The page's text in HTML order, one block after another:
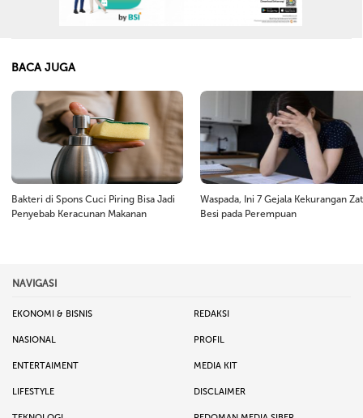
BACA JUGA
Bakteri di Spons Cuci Piring Bisa Jadi
Penyebab Keracunan Makanan
Waspada, Ini 7 Gejala Kekurangan Zat
Besi pada Perempuan
NAVIGASI
EKONOMI & BISNIS REDAKSI
NASIONAL PROFIL
ENTERTAIMENT MEDIA KIT
LIFESTYLE DISCLAIMER